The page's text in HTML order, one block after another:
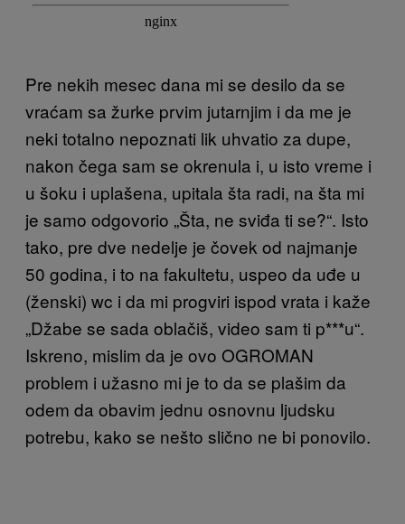
Pre nekih mesec dana mi se desilo da se
vraćam sa žurke prvim jutarnjim i da me je
neki totalno nepoznati lik uhvatio za dupe,
nakon čega sam se okrenula i, u isto vreme i
u šoku i uplašena, upitala šta radi, na šta mi
je samo odgovorio „Šta, ne sviđa ti se?“. Isto
tako, pre dve nedelje je čovek od najmanje
50 godina, i to na fakultetu, uspeo da uđe u
(ženski) wc i da mi progviri ispod vrata i kaže
„Džabe se sada oblačiš, video sam ti p***u“.
Iskreno, mislim da je ovo OGROMAN
problem i užasno mi je to da se plašim da
odem da obavim jednu osnovnu ljudsku
potrebu, kako se nešto slično ne bi ponovilo.